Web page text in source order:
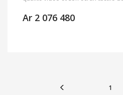
Ar 2 076 480
1